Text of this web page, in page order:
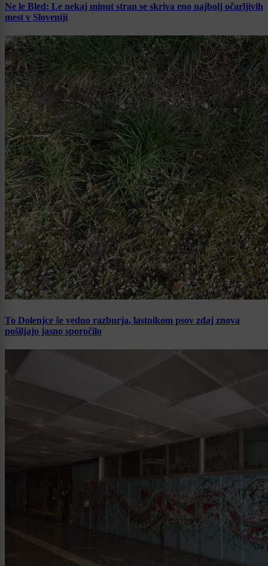
Ne le Bled: Le nekaj minut stran se skriva eno najbolj očarljivih
mest v Sloveniji
To Dolenjce še vedno razburja, lastnikom psov zdaj znova
pošiljajo jasno sporočilo